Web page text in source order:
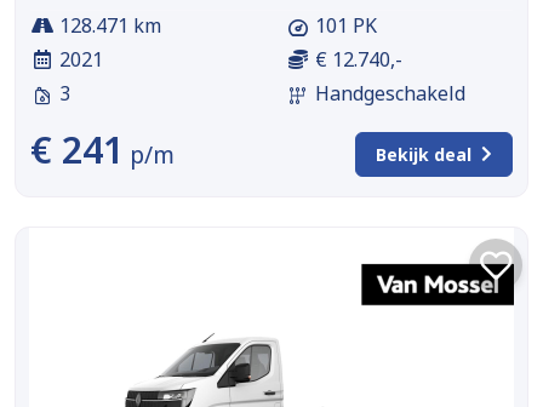
128.471 km
2021
3
101 PK
€ 12.740,-
Handgeschakeld
€ 241 p/m Bekijk deal